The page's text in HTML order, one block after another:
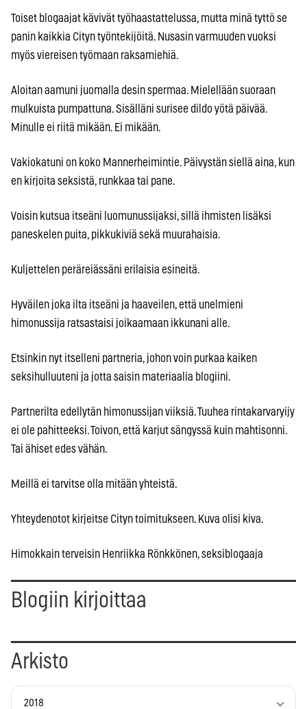
Toiset blogaajat kävivät työhaastattelussa, mutta minä tyttö se
panin kaikkia Cityn työntekijöitä. Nusasin varmuuden vuoksi
myös viereisen työmaan raksamiehiä.
Aloitan aamuni juomalla desin spermaa. Mielellään suoraan
mulkuista pumpattuna. Sisälläni surisee dildo yötä päivää.
Minulle ei riitä mikään. Ei mikään.
Vakiokatuni on koko Mannerheimintie. Päivystän siellä aina, kun
en kirjoita seksistä, runkkaa tai pane.
Voisin kutsua itseäni luomunussijaksi, sillä ihmisten lisäksi
paneskelen puita, pikkukiviä sekä muurahaisia.
Kuljettelen peräreiässäni erilaisia esineitä.
Hyväilen joka ilta itseäni ja haaveilen, että unelmieni
himonussija ratsastaisi joikaamaan ikkunani alle.
Etsinkin nyt itselleni partneria, johon voin purkaa kaiken
seksihulluuteni ja jotta saisin materiaalia blogiini.
Partnerilta edellytän himonussijan viiksiä. Tuuhea rintakarvaryijy
ei ole pahitteeksi. Toivon, että karjut sängyssä kuin mahtisonni.
Tai ähiset edes vähän.
Meillä ei tarvitse olla mitään yhteistä.
Yhteydenotot kirjeitse Cityn toimitukseen. Kuva olisi kiva.
Himokkain terveisin Henriikka Rönkkönen, seksiblogaaja
Blogiin kirjoittaa
Arkisto
2018